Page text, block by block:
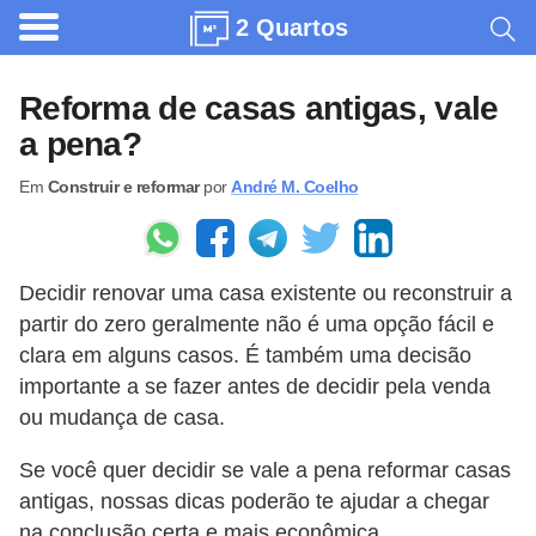
2 Quartos
Reforma de casas antigas, vale
a pena?
Em Construir e reformarpor André M. Coelho
Decidir renovar uma casa existente ou reconstruir a
partir do zero geralmente não é uma opção fácil e
clara em alguns casos. É também uma decisão
importante a se fazer antes de decidir pela venda
ou mudança de casa.
Se você quer decidir se vale a pena reformar casas
antigas, nossas dicas poderão te ajudar a chegar
A
q
u
i
t
u
a
o
m